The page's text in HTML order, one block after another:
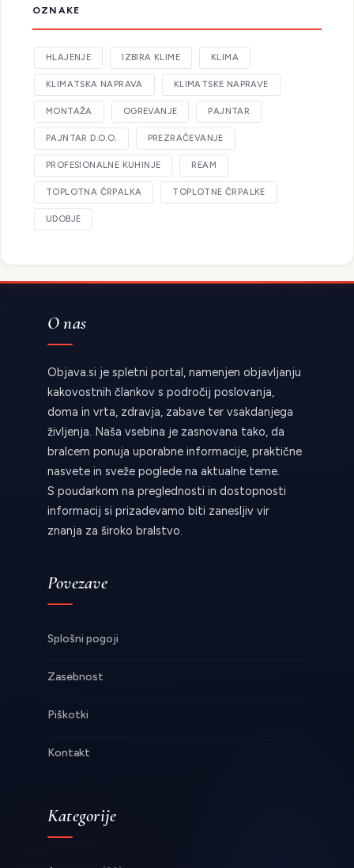
OZNAKE
HLAJENJE IZBIRA KLIME KLIMA
KLIMATSKA NAPRAVA KLIMATSKE NAPRAVE
MONTAŽA OGREVANJE PAJNTAR
PAJNTAR D.O.O. PREZRAČEVANJE
PROFESIONALNE KUHINJE REAM
TOPLOTNA ČRPALKA TOPLOTNE ČRPALKE
UDOBJE
O nas
Objava.si je spletni portal, namenjen objavljanju
kakovostnih člankov s področij poslovanja,
doma in vrta, zdravja, zabave ter vsakdanjega
življenja. Naša vsebina je zasnovana tako, da
bralcem ponuja uporabne informacije, praktične
nasvete in sveže poglede na aktualne teme.
S poudarkom na preglednosti in dostopnosti
informacij si prizadevamo biti zanesljiv vir
znanja za široko bralstvo.
Povezave
Splošni pogoji
Zasebnost
Piškotki
Kontakt
Kategorije